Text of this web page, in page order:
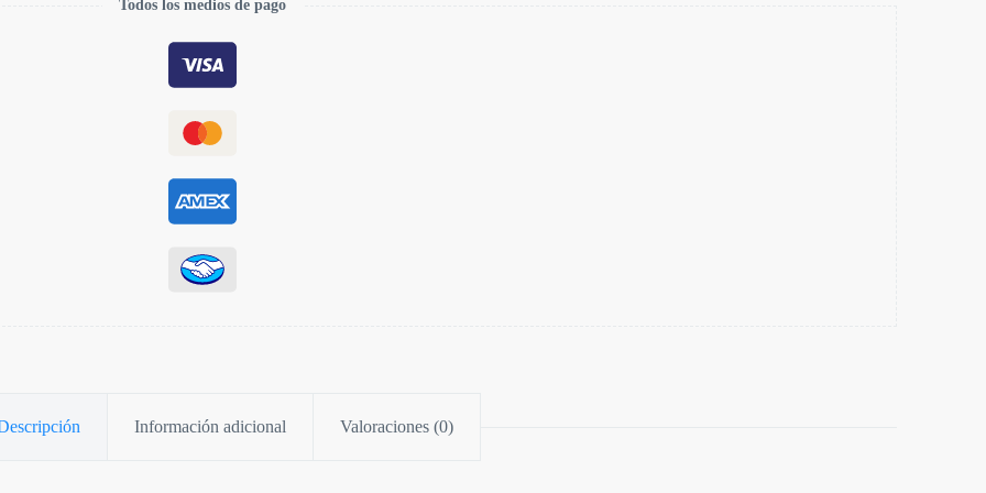
Todos los medios de pago
Información adicional Valoraciones (0)